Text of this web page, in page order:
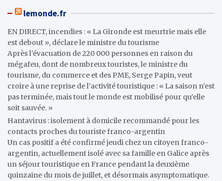
lemonde.fr
EN DIRECT, incendies : « La Gironde est meurtrie mais elle
est debout », déclare le ministre du tourisme
Après l’évacuation de 220 000 personnes en raison du
mégafeu, dont de nombreux touristes, le ministre du
tourisme, du commerce et des PME, Serge Papin, veut
croire à une reprise de l’activité touristique : « La saison n’est
pas terminée, mais tout le monde est mobilisé pour qu’elle
soit sauvée. »
Hantavirus : isolement à domicile recommandé pour les
contacts proches du touriste franco-argentin
Un cas positif a été confirmé jeudi chez un citoyen franco-
argentin, actuellement isolé avec sa famille en Galice après
un séjour touristique en France pendant la deuxième
quinzaine du mois de juillet, et désormais asymptomatique.